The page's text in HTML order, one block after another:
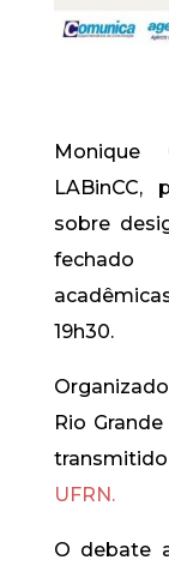
Monique
LABinCC,
sobre
19h30.
Rio
UFRN.
O debate